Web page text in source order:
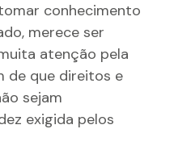
conhecimento
merece ser
atenção pela
de que direitos e
sejam
exigida pelos